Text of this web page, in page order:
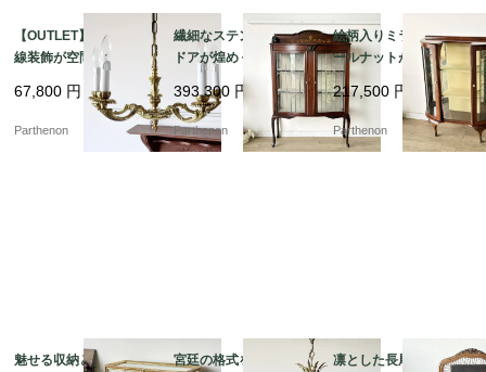
【OUTLET】優雅な曲
線装飾が空間を華やか
に彩るペンダント照
明。クラシカルな雰囲
気を演出する5灯シャン
67,800 円
Parthenon
繊細なステンドグラス
ドアが煌めく、気品漂
うマホガニーガラスキ
ャビネット【k107】
393,300 円
Parthenon
絵柄入りミラーとウォ
ールナットが美しいア
ンティーク・ガラスキ
ャビネット（飾り棚）
【k150】
217,500 円
Parthenon
魅せる収納と優美なロ
宮廷の格式を纏う10灯
凛とした長尾鳥の型押